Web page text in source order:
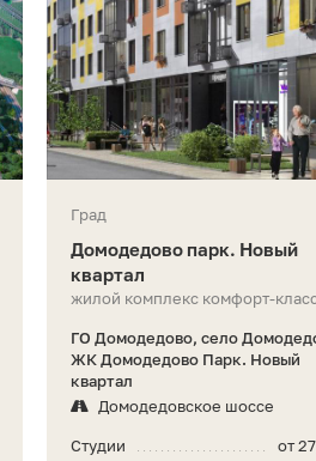
Град
Домодедово парк. Новый
квартал
жилой комплекс комфорт-
ГО Домодедово, село
ЖК Домодедово Парк. Новый
квартал
Домодедовское шоссе
от
Студии